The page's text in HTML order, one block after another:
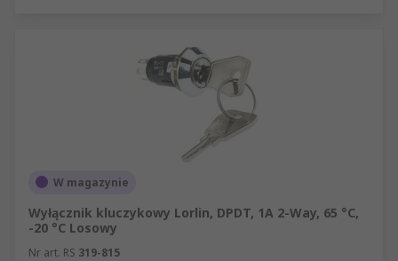
W magazynie
Wyłącznik kluczykowy Lorlin, DPDT, 1A 2-Way, 65 °C,
-20 °C Losowy
Nr art. RS 319-815